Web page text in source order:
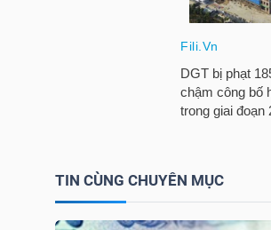
TIN CÙNG CHUYÊN MỤC